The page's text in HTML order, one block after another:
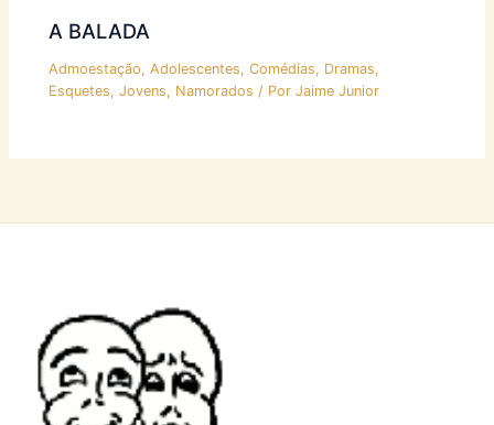
A BALADA
Admoestação,Adolescentes,Comédias, Dramas,
Esquetes,Jovens, Namorados / PorJaime Junior